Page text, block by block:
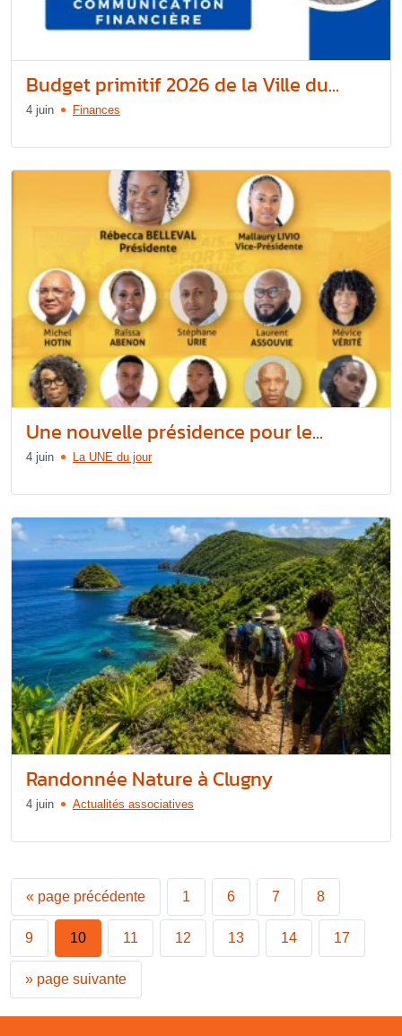
Budget primitif 2026 de la Ville du...
4 juin Finances
Une nouvelle présidence pour le...
4 juin La UNE du jour
Randonnée Nature à Clugny
4 juin Actualités associatives
« page précédente 1 6 7 8
9 10 11 12 13 14 17
» page suivante